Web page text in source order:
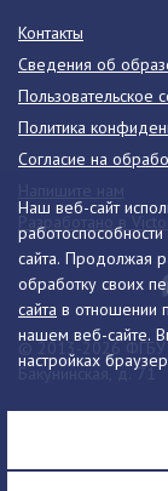
Наш веб-сайт
сайта. Продолжая
обработку своих
сайта в отношении
нашем веб-сайте.
настройках
© 2013-2026
Бакунинская, д. 71
Телефон:8 (495)
Контакты
Сведения об
Пользовательское
Политика
Согласие на
Разработано в